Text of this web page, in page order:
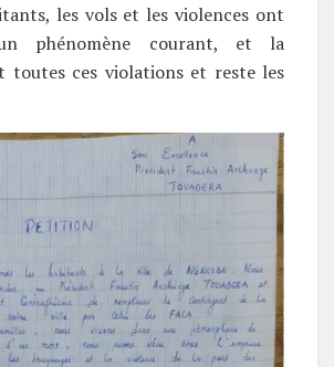
les vols et les violences ont
phénomène courant, et la
toutes ces violations et reste les